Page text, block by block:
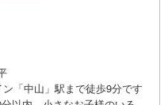
「中山」駅まで徒歩9分です